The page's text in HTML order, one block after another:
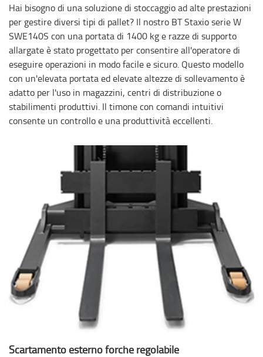
Hai bisogno di una soluzione di stoccaggio ad alte prestazioni
per gestire diversi tipi di pallet? Il nostro BT Staxio serie W
SWE140S con una portata di 1400 kg e razze di supporto
allargate è stato progettato per consentire all'operatore di
eseguire operazioni in modo facile e sicuro. Questo modello
con un'elevata portata ed elevate altezze di sollevamento è
adatto per l'uso in magazzini, centri di distribuzione o
stabilimenti produttivi. Il timone con comandi intuitivi
consente un controllo e una produttività eccellenti.
Scartamento esterno forche regolabile